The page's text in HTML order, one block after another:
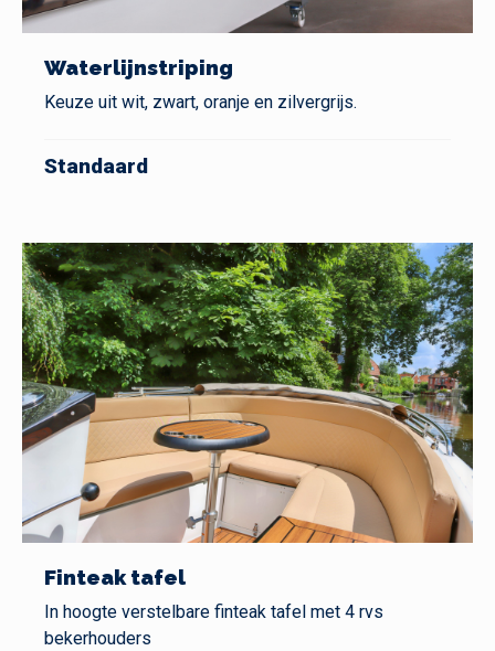
Waterlijnstriping
Keuze uit wit, zwart, oranje en zilvergrijs.
Standaard
Finteak tafel
In hoogte verstelbare finteak tafel met 4 rvs
bekerhouders